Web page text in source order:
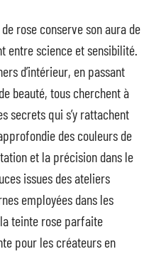
rose conserve son aura de
entre science et sensibilité.
d’intérieur, en passant
beauté, tous cherchent à
secrets qui s’y rattachent
des couleurs de
et la précision dans le
issues des ateliers
employées dans les
teinte rose parfaite
pour les créateurs en